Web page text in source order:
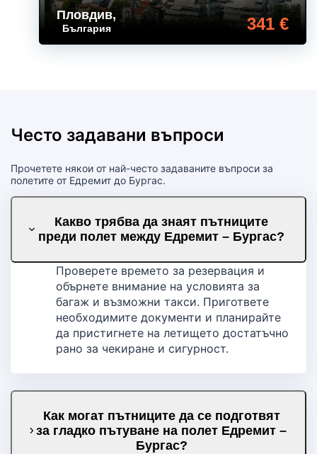
Пловдив,
България 341 €
Често задавани въпроси
Прочетете някои от най-често задаваните въпроси за
полетите от Едремит до Бургас.
Какво трябва да знаят пътниците
преди полет между Едремит – Бургас?
Проверете времето за резервация и
обърнете внимание на условията за
багаж и възможни такси. Пригответе
необходимите документи и планирайте
да пристигнете на летището достатъчно
рано за чекиране и сигурност.
Как могат пътниците да се подготвят
за гладко пътуване на полет Едремит –
Бургас?